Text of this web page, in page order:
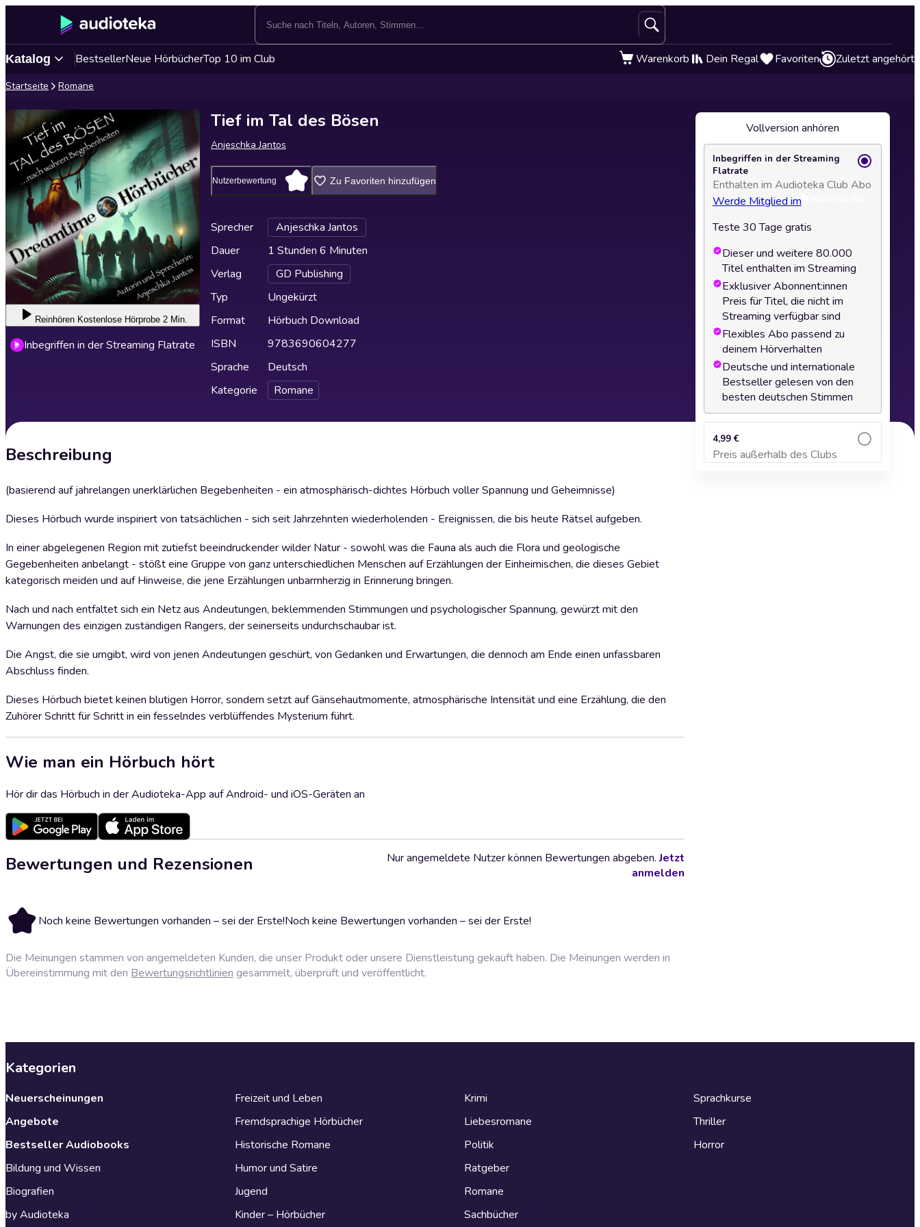
Katalog BestsellerNeue HörbücherTop 10 im Club Warenkorb Dein Regal Favoriten Zuletzt angehört
Startseite Romane
Reinhören Kostenlose Hörprobe 2 Min.
Inbegriffen in der Streaming Flatrate
Tief im Tal des Bösen
Anjeschka Jantos
Nutzerbewertung Zu Favoriten hinzufügen
Sprecher
Anjeschka Jantos
Dauer
1 Stunden 6 Minuten
Verlag
GD Publishing
Typ
Ungekürzt
Format
Hörbuch Download
ISBN
9783690604277
Sprache
Deutsch
Kategorie
Romane
Beschreibung
(basierend auf jahrelangen unerklärlichen Begebenheiten - ein atmosphärisch-dichtes Hörbuch voller Spannung und Geheimnisse)
Dieses Hörbuch wurde inspiriert von tatsächlichen - sich seit Jahrzehnten wiederholenden - Ereignissen, die bis heute Rätsel aufgeben.
In einer abgelegenen Region mit zutiefst beeindruckender wilder Natur - sowohl was die Fauna als auch die Flora und geologische
Gegebenheiten anbelangt - stößt eine Gruppe von ganz unterschiedlichen Menschen auf Erzählungen der Einheimischen, die dieses Gebiet
kategorisch meiden und auf Hinweise, die jene Erzählungen unbarmherzig in Erinnerung bringen.
Nach und nach entfaltet sich ein Netz aus Andeutungen, beklemmenden Stimmungen und psychologischer Spannung, gewürzt mit den
Warnungen des einzigen zuständigen Rangers, der seinerseits undurchschaubar ist.
Die Angst, die sie umgibt, wird von jenen Andeutungen geschürt, von Gedanken und Erwartungen, die dennoch am Ende einen unfassbaren
Abschluss finden.
Dieses Hörbuch bietet keinen blutigen Horror, sondern setzt auf Gänsehautmomente, atmosphärische Intensität und eine Erzählung, die den
Zuhörer Schritt für Schritt in ein fesselndes verblüffendes Mysterium führt.
Wie man ein Hörbuch hört
Hör dir das Hörbuch in der Audioteka-App auf Android- und iOS-Geräten an
Bewertungen und Rezensionen
Noch keine Bewertungen vorhanden – sei der Erste!Noch keine Bewertungen vorhanden – sei der Erste!
Nur angemeldete Nutzer können Bewertungen abgeben.Jetzt
anmelden
Die Meinungen stammen von angemeldeten Kunden, die unser Produkt oder unsere Dienstleistung gekauft haben. Die Meinungen werden in
Übereinstimmung mit den Bewertungsrichtlinien gesammelt, überprüft und veröffentlicht.
Vollversion anhören
Inbegriffen in der Streaming
Flatrate
Enthalten im Audioteka Club Abo
Werde Mitglied im
Teste 30 Tage gratis
Dieser und weitere 80.000
Titel enthalten im Streaming
Exklusiver Abonnent:innen
Preis für Titel, die nicht im
Streaming verfügbar sind
Flexibles Abo passend zu
deinem Hörverhalten
Deutsche und internationale
Bestseller gelesen von den
besten deutschen Stimmen
4,99 €
Preis außerhalb des Clubs
Zum Warenkorb hinzufügen
Kategorien
Neuerscheinungen
Angebote
Bestseller Audiobooks
Bildung und Wissen
Biografien
by Audioteka
Freizeit und Leben
Fremdsprachige Hörbücher
Historische Romane
Humor und Satire
Jugend
Kinder – Hörbücher
Krimi
Liebesromane
Politik
Ratgeber
Romane
Sachbücher
Sprachkurse
Thriller
Horror